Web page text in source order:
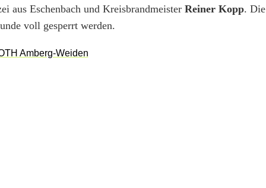
aus Eschenbach und Kreisbrandmeister Reiner Kopp. Die
voll gesperrt werden.